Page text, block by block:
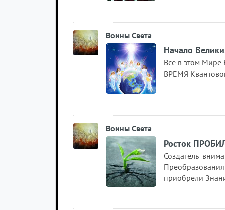
Воины Света
Начало
Все в этом Мире
ВРЕМЯ
Воины Света
Росток
Создатель
приобрели